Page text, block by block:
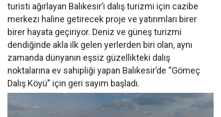
turisti ağırlayan Balıkesir’i dalış turizmi için cazibe
merkezi haline getirecek proje ve yatırımları birer
birer hayata geçiriyor. Deniz ve güneş turizmi
dendiğinde akla ilk gelen yerlerden biri olan, aynı
zamanda dünyanın eşsiz güzellikteki dalış
noktalarına ev sahipliği yapan Balıkesir’de “Gömeç
Dalış Köyü” için geri sayım başladı.